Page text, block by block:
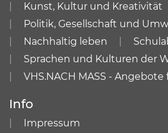
Kunst, Kultur und Kreativität
Politik, Gesellschaft und
Nachhaltig leben
Sprachen und Kulturen der
VHS.NACH MASS -
Info
Impressum